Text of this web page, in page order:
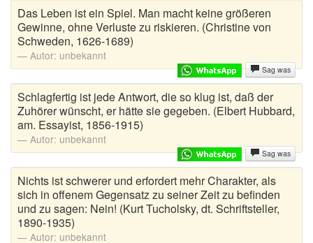
Frauenwitze
Fritzchen Witze
Fussballwitze
Geile Witze
Geschichte Witze
Handysprüche
Harald Schmidt Witze
Himmelwitze
Das Leben ist ein Spiel. Man macht keine größeren
Gewinne, ohne Verluste zu riskieren. (Christine von
Schweden, 1626-1689)
Autor: unbekannt
Sag was
Schlagfertig ist jede Antwort, die so klug ist, daß der
Zuhörer wünscht, er hätte sie gegeben. (Elbert Hubbard,
am. Essayist, 1856-1915)
Autor: unbekannt
Sag was
Nichts ist schwerer und erfordert mehr Charakter, als
sich in offenem Gegensatz zu seiner Zeit zu befinden
und zu sagen: Nein! (Kurt Tucholsky, dt. Schriftsteller,
1890-1935)
Autor: unbekannt